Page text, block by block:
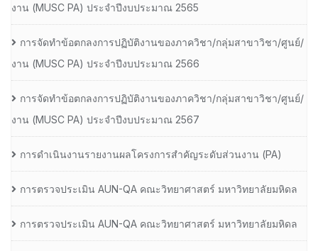
งาน (MUSC PA) ประจำปีงบประมาณ 2565
การจัดทำข้อตกลงการปฏิบัติงานของภาควิชา/กลุ่มสาขาวิชา/ศูนย์/
งาน (MUSC PA) ประจำปีงบประมาณ 2566
การจัดทำข้อตกลงการปฏิบัติงานของภาควิชา/กลุ่มสาขาวิชา/ศูนย์/
งาน (MUSC PA) ประจำปีงบประมาณ 2567
การดำเนินงานรายงานผลโครงการสำคัญระดับส่วนงาน (PA)
การตรวจประเมิน AUN-QA คณะวิทยาศาสตร์ มหาวิทยาลัยมหิดล
การตรวจประเมิน AUN-QA คณะวิทยาศาสตร์ มหาวิทยาลัยมหิดล